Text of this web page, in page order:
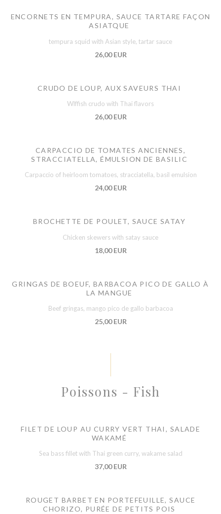
ENCORNETS EN TEMPURA, SAUCE TARTARE FAÇON
ASIATQUE
tempura squid with Asian style, tartar sauce
26,00 EUR
CRUDO DE LOUP, AUX SAVEURS THAI
Wlffish crudo with Thai flavors
26,00 EUR
CARPACCIO DE TOMATES ANCIENNES,
STRACCIATELLA, ÉMULSION DE BASILIC
Carpaccio of heirloom tomatoes, stracciatella, basil emulsion
24,00 EUR
BROCHETTE DE POULET, SAUCE SATAY
Chicken skewers with satay sauce
18,00 EUR
GRINGAS DE BOEUF, BARBACOA PICO DE GALLO À
LA MANGUE
Beef gringas, mango pico de gallo barbacoa
25,00 EUR
Poissons - Fish
FILET DE LOUP AU CURRY VERT THAI, SALADE
WAKAMÉ
Sea bass fillet with Thai green curry, wakame salad
37,00 EUR
ROUGET BARBET EN PORTEFEUILLE, SAUCE
CHORIZO, PURÉE DE PETITS POIS